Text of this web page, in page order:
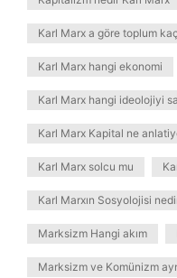
Karl Marx a göre toplum
Karl Marx hangi ekonomi
Karl Marx hangi ideolojiyi
Karl Marx Kapital ne
Karl Marx solcu mu
Karl Marxın Sosyolojisi
Marksizm Hangi akım
Marksizm ve Komünizm